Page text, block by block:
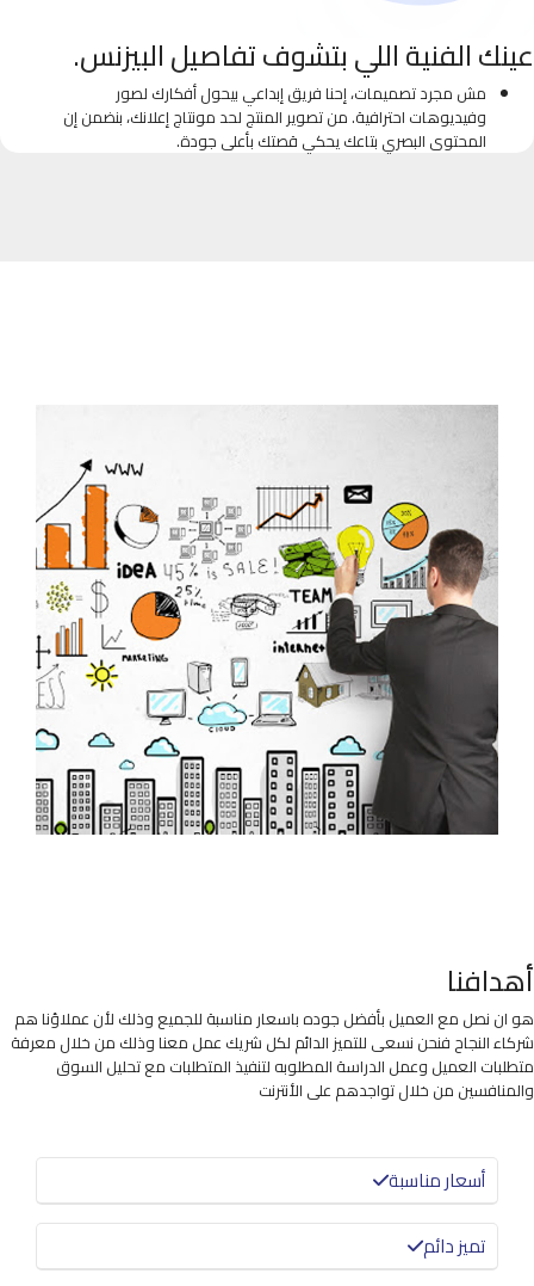
عينك الفنية اللي بتشوف تفاصيل البيزنس.
مش مجرد تصميمات، إحنا فريق إبداعي بيحول أفكارك لصور
وفيديوهات احترافية. من تصوير المنتج لحد مونتاج إعلانك، بنضمن إن
المحتوى البصري بتاعك يحكي قصتك بأعلى جودة.
أهدافنا
هو ان نصل مع العميل بأفضل جوده باسعار مناسبة للجميع وذلك لأن عملاؤنا هم
شركاء النجاح فنحن نسعى للتميز الدائم لكل شريك عمل معنا وذلك من خلال معرفة
متطلبات العميل وعمل الدراسة المطلوبه لتنفيذ المتطلبات مع تحليل السوق
والمنافسين من خلال تواجدهم على الأنترنت
أسعار مناسبة
تميز دائم